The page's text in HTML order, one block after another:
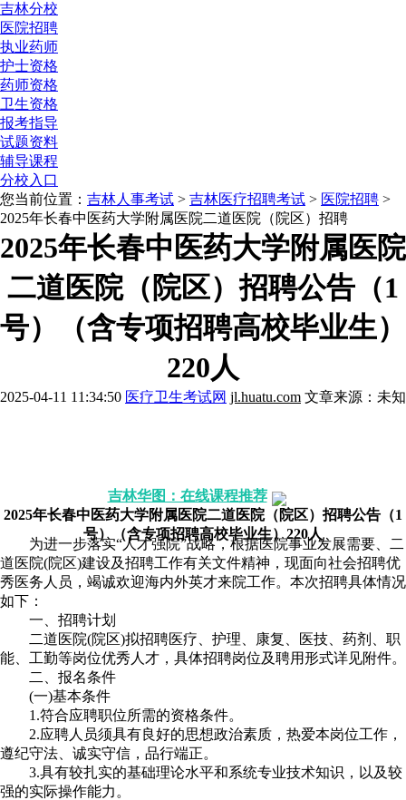
吉林分校
医院招聘
执业药师
护士资格
药师资格
卫生资格
报考指导
试题资料
辅导课程
分校入口
您当前位置： 吉林人事考试 > 吉林医疗招聘考试 > 医院招聘 >
2025年长春中医药大学附属医院二道医院（院区）招聘
2025年长春中医药大学附属医院
二道医院（院区）招聘公告（1
号）（含专项招聘高校毕业生）
220人
2025-04-11 11:34:50 医疗卫生考试网 jl.huatu.com 文章来源：未知
吉林华图：在线课程推荐
2025年长春中医药大学附属医院二道医院（院区）招聘公告（1
号）（含专项招聘高校毕业生）220人
为进一步落实“人才强院”战略，根据医院事业发展需要、二
道医院(院区)建设及招聘工作有关文件精神，现面向社会招聘优
秀医务人员，竭诚欢迎海内外英才来院工作。本次招聘具体情况
如下：
一、招聘计划
二道医院(院区)拟招聘医疗、护理、康复、医技、药剂、职
能、工勤等岗位优秀人才，具体招聘岗位及聘用形式详见附件。
二、报名条件
(一)基本条件
1.符合应聘职位所需的资格条件。
2.应聘人员须具有良好的思想政治素质，热爱本岗位工作，
遵纪守法、诚实守信，品行端正。
3.具有较扎实的基础理论水平和系统专业技术知识，以及较
强的实际操作能力。